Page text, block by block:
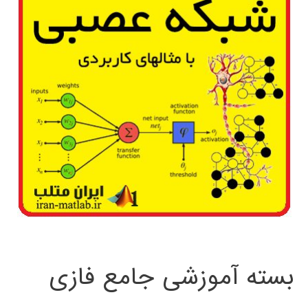
بسته آموزشی جامع فازی